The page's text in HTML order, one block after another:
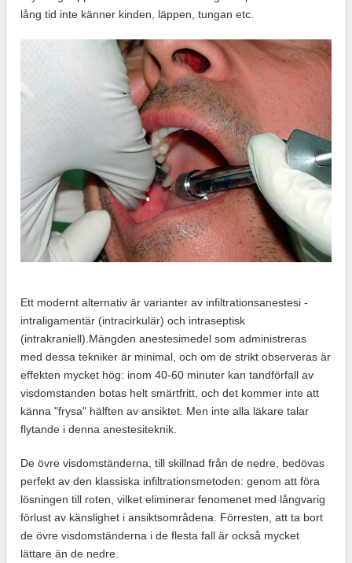
lång tid inte känner kinden, läppen, tungan etc.
Ett modernt alternativ är varianter av infiltrationsanestesi -
intraligamentär (intracirkulär) och intraseptisk
(intrakraniell).Mängden anestesimedel som administreras
med dessa tekniker är minimal, och om de strikt observeras är
effekten mycket hög: inom 40-60 minuter kan tandförfall av
visdomstanden botas helt smärtfritt, och det kommer inte att
känna "frysa" hälften av ansiktet. Men inte alla läkare talar
flytande i denna anestesiteknik.
De övre visdomständerna, till skillnad från de nedre, bedövas
perfekt av den klassiska infiltrationsmetoden: genom att föra
lösningen till roten, vilket eliminerar fenomenet med långvarig
förlust av känslighet i ansiktsområdena. Förresten, att ta bort
de övre visdomständerna i de flesta fall är också mycket
lättare än de nedre.